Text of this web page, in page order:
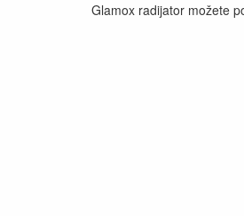
Glamox radijator možete